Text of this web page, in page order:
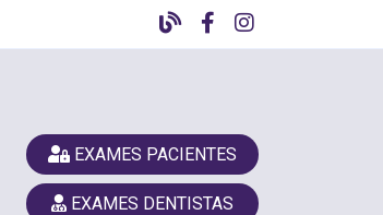
EXAMES PACIENTES
EXAMES DENTISTAS